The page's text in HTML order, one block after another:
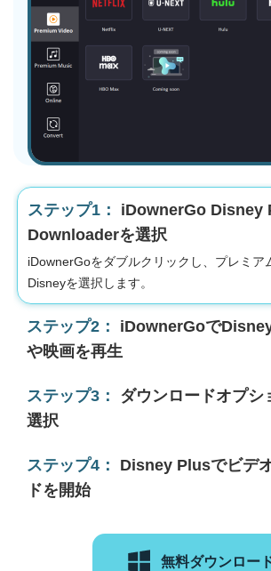
ステップ1：
iDownerGo Disney
Downloaderを選択
iDownerGoをダブルクリックし、プレミア
Disneyを選択します。
ステップ2：
iDownerGoで
や映画を再生
ステップ3：
ダウンロードオプシ
選択
ステップ4：
Disney Plusでビデ
ドを開始
無料ダウンロー